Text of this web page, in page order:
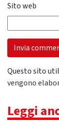
Sito web
Questo sito
vengono
Leggi